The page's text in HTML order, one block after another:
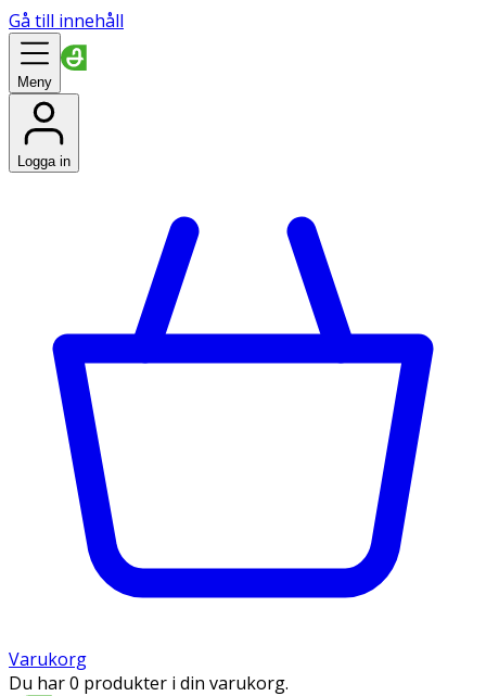
Gå till innehåll
Meny
Logga in
Varukorg
Du har 0 produkter i din varukorg.